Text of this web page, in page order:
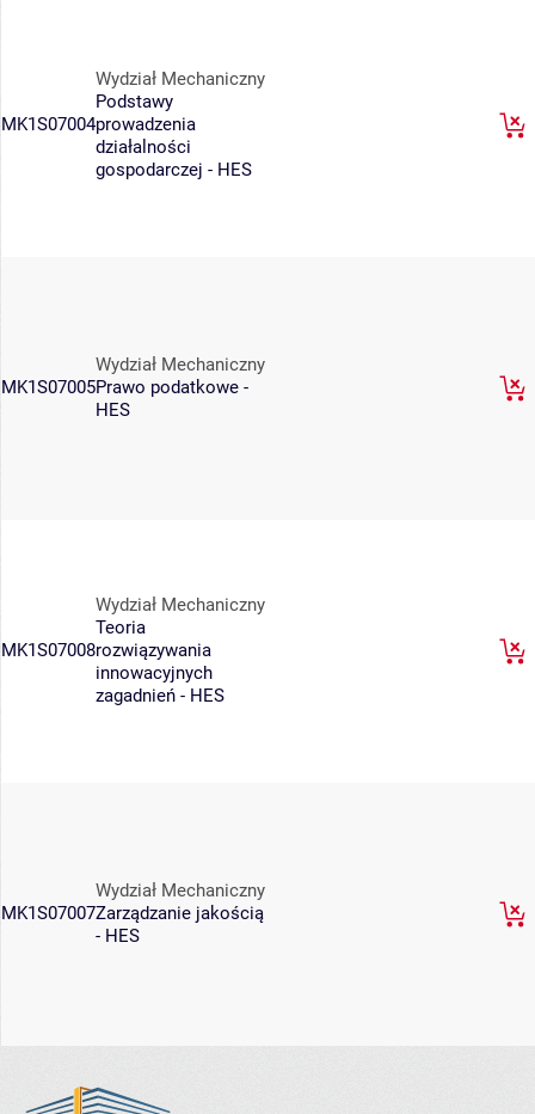
MK1S07004
Wydział Mechaniczny
Podstawy
prowadzenia
działalności
gospodarczej - HES
MK1S07005
Wydział Mechaniczny
Prawo podatkowe -
HES
MK1S07008
Wydział Mechaniczny
Teoria
rozwiązywania
innowacyjnych
zagadnień - HES
MK1S07007
Wydział Mechaniczny
Zarządzanie jakością
- HES